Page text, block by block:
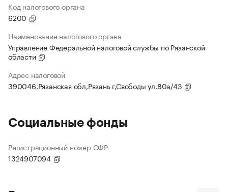
Код налогового органа
6200
Наименование налогового органа
Управление Федеральной налоговой службы по Рязанской
области
Адрес налоговой
390046,Рязанская обл,Рязань г,Свободы ул,80а/43
Социальные фонды
Регистрационный номер СФР
1324907094